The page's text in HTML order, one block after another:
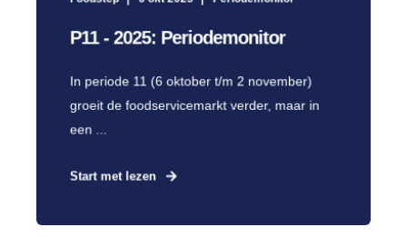
P11 - 2025: Periodemonitor
In periode 11 (6 oktober t/m 2 november)
groeit de foodservicemarkt verder, maar in
een ...
Start met lezen